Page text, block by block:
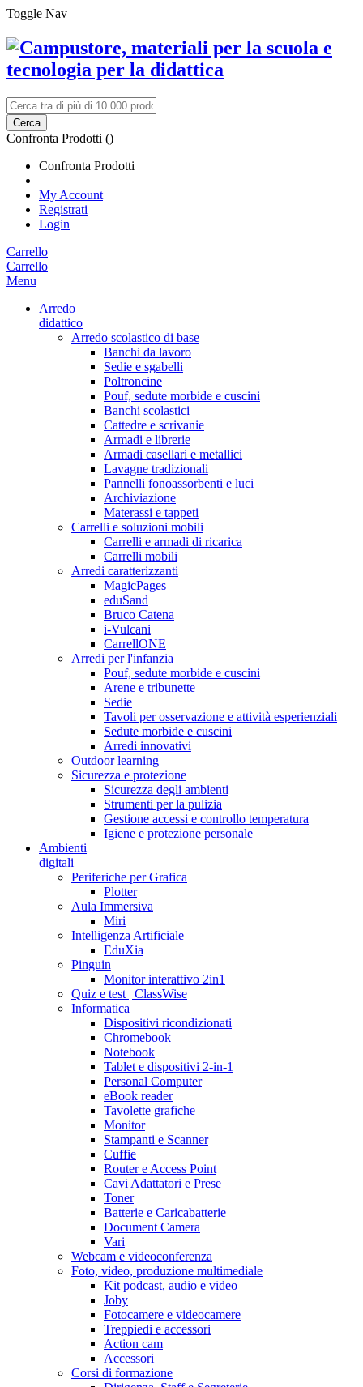
Toggle Nav
Cerca
Confronta Prodotti ()
Confronta Prodotti
My Account
Registrati
Login
Carrello
Carrello
Menu
Arredo
didattico
Arredo scolastico di base
Banchi da lavoro
Sedie e sgabelli
Poltroncine
Pouf, sedute morbide e cuscini
Banchi scolastici
Cattedre e scrivanie
Armadi e librerie
Armadi casellari e metallici
Lavagne tradizionali
Pannelli fonoassorbenti e luci
Archiviazione
Materassi e tappeti
Carrelli e soluzioni mobili
Carrelli e armadi di ricarica
Carrelli mobili
Arredi caratterizzanti
MagicPages
eduSand
Bruco Catena
i-Vulcani
CarrellONE
Arredi per l'infanzia
Pouf, sedute morbide e cuscini
Arene e tribunette
Sedie
Tavoli per osservazione e attività esperienziali
Sedute morbide e cuscini
Arredi innovativi
Outdoor learning
Sicurezza e protezione
Sicurezza degli ambienti
Strumenti per la pulizia
Gestione accessi e controllo temperatura
Igiene e protezione personale
Ambienti
digitali
Periferiche per Grafica
Plotter
Aula Immersiva
Miri
Intelligenza Artificiale
EduXia
Pinguin
Monitor interattivo 2in1
Quiz e test | ClassWise
Informatica
Dispositivi ricondizionati
Chromebook
Notebook
Tablet e dispositivi 2-in-1
Personal Computer
eBook reader
Tavolette grafiche
Monitor
Stampanti e Scanner
Cuffie
Router e Access Point
Cavi Adattatori e Prese
Toner
Batterie e Caricabatterie
Document Camera
Vari
Webcam e videoconferenza
Foto, video, produzione multimediale
Kit podcast, audio e video
Joby
Fotocamere e videocamere
Treppiedi e accessori
Action cam
Accessori
Corsi di formazione